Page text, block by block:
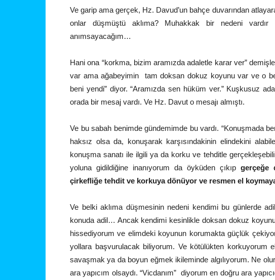
Ve garip ama gerçek, Hz. Davud’un bahçe duvarından
onlar düşmüştü aklıma? Muhakkak bir nedeni vardır
anımsayacağım…
Hani ona “korkma, bizim aramızda adaletle karar ver”
var ama ağabeyimin tam doksan dokuz koyunu var ve o
beni yendi” diyor. “Aramızda sen hüküm ver.” Kuşkusuz
orada bir mesaj vardı. Ve Hz. Davut o mesajı almıştı.
Ve bu sabah benimde gündemimde bu vardı. “Konuşmada
haksız olsa da, konuşarak karşısındakinin elindekini
konuşma sanatı ile ilgili ya da korku ve tehditle
yoluna gidildiğine inanıyorum da öyküden çıkıp gerçeğe
çirkefliğe tehdit ve korkuya dönüyor ve resmen el
Ve belki aklıma düşmesinin nedeni kendimi bu günlerde
konuda adil… Ancak kendimi kesinlikle doksan dokuz
hissediyorum ve elimdeki koyunun korumakta güçlük
yollara başvurulacak biliyorum. Ve kötülükten korkuyorum
savaşmak ya da boyun eğmek ikileminde algılıyorum. Ne
ara yapıcım olsaydı. “Vicdanım” diyorum en doğru ara